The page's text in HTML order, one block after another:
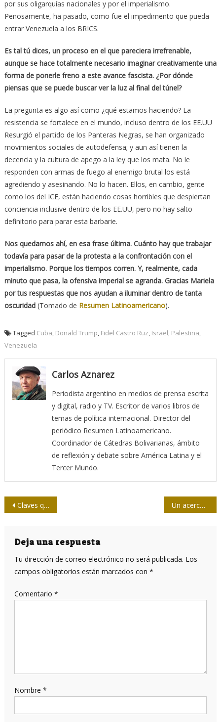
por sus oligarquías nacionales y por el imperialismo.
Penosamente, ha pasado, como fue el impedimento que pueda
entrar Venezuela a los BRICS.
Es tal tú dices, un proceso en el que pareciera irrefrenable,
aunque se hace totalmente necesario imaginar creativamente una
forma de ponerle freno a este avance fascista. ¿Por dónde
piensas que se puede buscar ver la luz al final del túnel?
La pregunta es algo así como ¿qué estamos haciendo? La
resistencia se fortalece en el mundo, incluso dentro de los EE.UU
Resurgió el partido de los Panteras Negras, se han organizado
movimientos sociales de autodefensa; y aun así tienen la
decencia y la cultura de apego a la ley que los mata. No le
responden con armas de fuego al enemigo brutal los está
agrediendo y asesinando. No lo hacen. Ellos, en cambio, gente
como los del ICE, están haciendo cosas horribles que despiertan
conciencia inclusive dentro de los EE.UU, pero no hay salto
definitorio para parar esta barbarie.
Nos quedamos ahí, en esa frase última. Cuánto hay que trabajar
todavía para pasar de la protesta a la confrontación con el
imperialismo. Porque los tiempos corren. Y, realmente, cada
minuto que pasa, la ofensiva imperial se agranda. Gracias Mariela
por tus respuestas que nos ayudan a iluminar dentro de tanta
oscuridad(Tomado de Resumen Latinoamericano).
Tagged Cuba, Donald Trump, Fidel Castro Ruz, Israel, Palestina,
Venezuela
Carlos Aznarez
Periodista argentino en medios de prensa escrita
y digital, radio y TV. Escritor de varios libros de
temas de política internacional. Director del
periódico Resumen Latinoamericano.
Coordinador de Cátedras Bolivarianas, ámbito
de reflexión y debate sobre América Latina y el
Tercer Mundo.
Navegación
entradas
Claves que debemos conocer sobre el peligroso virus Nipah Un acercamiento a “Madre América”
Deja una respuesta
Tu dirección de correo electrónico no será publicada. Los
campos obligatorios están marcados con *
Comentario *
Nombre *